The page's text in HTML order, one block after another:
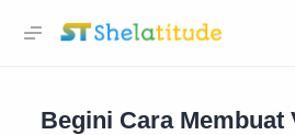
Begini Cara Membuat